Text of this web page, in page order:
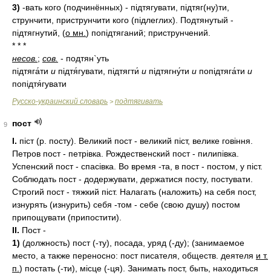
3) -вать кого (подчинённых) - підтягувати, підтяг(ну)ти,
струнчити, приструнчити кого (підлеглих). Подтянутый -
підтягнутий, (о мн. ) попідтяганий; приструнчений.
* * *
несов. ; сов. - подтян`уть
підтяга́ти и підтя́гувати, підтягти́ и підтягну́ти и попідтяга́ти и
попідтя́гувати
Русско-украинский словарь > подтягивать
9
пост
I. піст (р. посту). Великий пост - великий піст, велике говіння.
Петров пост - петрівка. Рождественский пост - пилипівка.
Успенский пост - спасівка. Во время -та, в пост - постом, у піст.
Соблюдать пост - додержувати, держатися посту, постувати.
Строгий пост - тяжкий піст. Налагать (наложить) на себя пост,
изнурять (изнурить) себя -том - себе (свою душу) постом
припощувати (припостити).
II. Пост -
1) (должность) пост (-ту), посада, уряд (-ду); (занимаемое
место, а также переносно: пост писателя, обществ. деятеля и т.
п. ) постать (-ти), місце (-ця). Занимать пост, быть, находиться